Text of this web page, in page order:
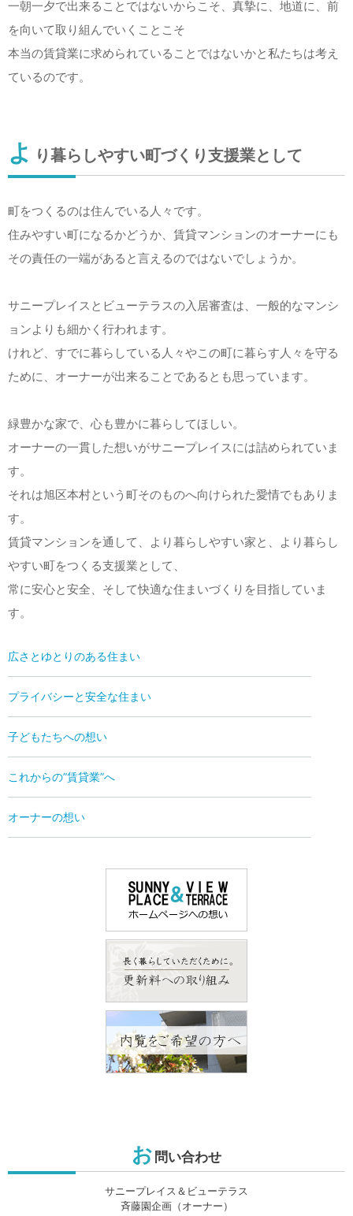
一朝一夕で出来ることではないからこそ、真摯に、地道に、前
を向いて取り組んでいくことこそ
本当の賃貸業に求められていることではないかと私たちは考え
ているのです。
よ り暮らしやすい町づくり支援業として
町をつくるのは住んでいる人々です。
住みやすい町になるかどうか、賃貸マンションのオーナーにも
その責任の一端があると言えるのではないでしょうか。
サニープレイスとビューテラスの入居審査は、一般的なマンシ
ョンよりも細かく行われます。
けれど、すでに暮らしている人々やこの町に暮らす人々を守る
ために、オーナーが出来ることであるとも思っています。
緑豊かな家で、心も豊かに暮らしてほしい。
オーナーの一貫した想いがサニープレイスには詰められていま
す。
それは旭区本村という町そのものへ向けられた愛情でもありま
す。
賃貸マンションを通して、より暮らしやすい家と、より暮らし
やすい町をつくる支援業として、
常に安心と安全、そして快適な住まいづくりを目指していま
す。
広さとゆとりのある住まい
プライバシーと安全な住まい
子どもたちへの想い
これからの”賃貸業”へ
オーナーの想い
お 問い合わせ
サニープレイス＆ビューテラス
斉藤園企画（オーナー）